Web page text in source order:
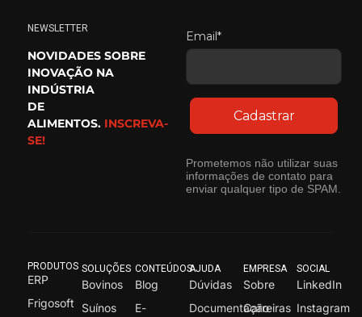
NEWSLETTER
NOVIDADES SOBRE
INOVAÇÃO NA
INDÚSTRIA
DE
ALIMENTOS. INSCREVA-
SE!
Email*
Cadastrar
Prometemos não utilizar suas
informações de contato para
enviar qualquer tipo de SPAM.
PRODUTOS
ERP
Frigosoft
SOLUÇÕES
Bovinos
Suínos
CONTEÚDOS
Blog
E-
AJUDA
Dúvidas
Documentação
EMPRESA
Sobre
Carreiras
SOCIAL
LinkedIn
Instagram